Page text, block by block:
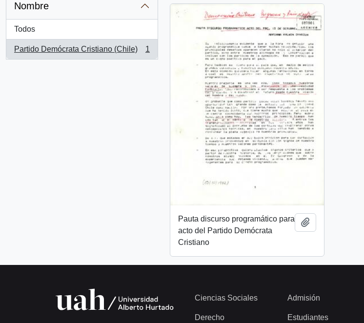
Nombre
Todos
Partido Demócrata Cristiano (Chile)
, 1 resultados
1
Pauta discurso programático para
acto del Partido Demócrata
Cristiano
Ciencias Sociales
Derecho
Admisión
Estudiantes